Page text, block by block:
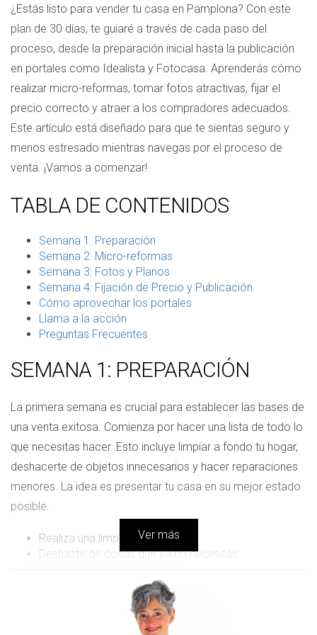
¿Estás listo para vender tu casa en Pamplona? Con este
plan de 30 días, te guiaré a través de cada paso del
proceso, desde la preparación inicial hasta la publicación
en portales como Idealista y Fotocasa. Aprenderás cómo
realizar micro-reformas, tomar fotos atractivas, fijar el
precio correcto y atraer a los compradores adecuados.
Este artículo está diseñado para que te sientas seguro y
menos estresado mientras navegas por el proceso de
venta. ¡Vamos a comenzar!
TABLA DE CONTENIDOS
Semana 1: Preparación
Semana 2: Micro-reformas
Semana 3: Fotos y Planos
Semana 4: Fijación de Precio y Publicación
Cómo aprovechar los portales
Llama a la acción
Preguntas Frecuentes
SEMANA 1: PREPARACIÓN
La primera semana es crucial para establecer las bases de
una venta exitosa. Comienza por hacer una lista de todo lo
que necesitas hacer. Esto incluye limpiar a fondo tu hogar,
deshacerte de objetos innecesarios y hacer reparaciones
menores. La idea es presentar tu casa en su mejor estado
posible.
Realiza una limpieza profunda.
Deshazte de cosas que ya no necesitas.
Organiza espacios para que se vean más amplios.
En esta etapa, también es útil crear un ambiente acogedor.
Considera usar aromas agradables y buena iluminación
Ver más